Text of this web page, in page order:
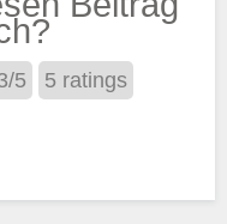
/5 5 ratings